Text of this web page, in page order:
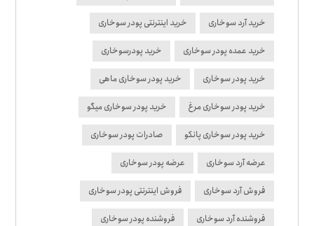
خرید آرد سوخاری خرید اینترنتی پودر سوخاری
خرید عمده پودر سوخاری خرید پودرسوخاری
خرید پودر سوخاری خرید پودر سوخاری ماهی
خرید پودر سوخاری مرغ خرید پودر سوخاری میگو
خرید پودر سوخاری پانکو صادرات پودر سوخاری
عرضه آرد سوخاری عرضه پودر سوخاری
فروش آرد سوخاری فروش اینترنتی پودر سوخاری
فروشنده آرد سوخاری فروشنده پودر سوخاری